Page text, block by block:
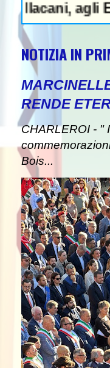
agli Europei il
NOTIZIA IN
RENDE
CHARLEROI - "
Bois...